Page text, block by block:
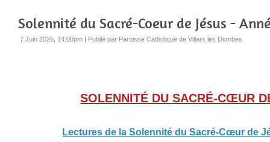
Solennité du Sacré-Coeur de Jésus -
7 Juin 2026, 14:00pm | Publié par Paroisse Catholique de Villars les Dombes
SOLENNITÉ DU SACRÉ-CŒUR
Lectures de la Solennité du Sacré-Cœur de